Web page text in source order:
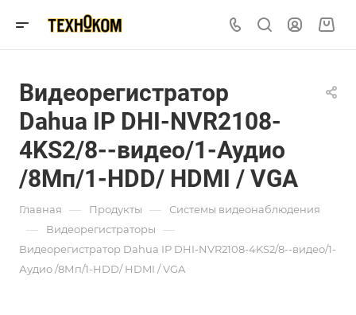
Видеорегистратор
Dahua IP DHI-NVR2108-
4KS2/8--видео/1-Аудио
/8Мп/1-HDD/ HDMI / VGA
Главная — Продукты — Системы видеонаблюдения
— Видеорегистраторы —
Видеорегистратор Dahua IP DHI-NVR2108-4KS2/8--видео/1-
Аудио /8Мп/1-HDD/ HDMI / VGA